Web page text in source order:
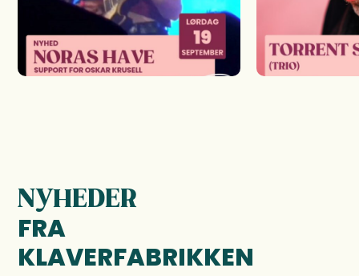
NYHEDER
FRA
KLAVERFABRIKKEN